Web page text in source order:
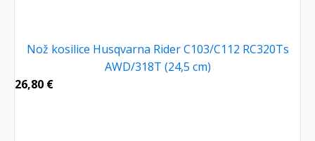
Nož kosilice Husqvarna Rider C103/C112 RC320Ts
AWD/318T (24,5 cm)
26,80 €